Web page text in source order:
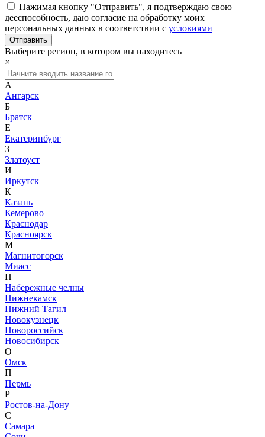
Нажимая кнопку "Отправить", я подтверждаю свою
дееспособность, даю согласие на обработку моих
персональных данных в соответствии с условиями
Выберите регион, в котором вы находитесь
×
А
Ангарск
Б
Братск
Е
Екатеринбург
З
Златоуст
И
Иркутск
К
Казань
Кемерово
Краснодар
Красноярск
М
Магнитогорск
Миасс
Н
Набережные челны
Нижнекамск
Нижний Тагил
Новокузнецк
Новороссийск
Новосибирск
О
Омск
П
Пермь
Р
Ростов-на-Дону
С
Самара